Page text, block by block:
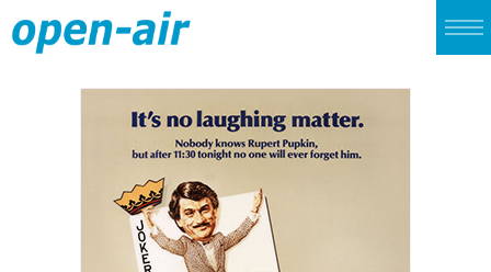
LIVE
CINEMA
ALBUM